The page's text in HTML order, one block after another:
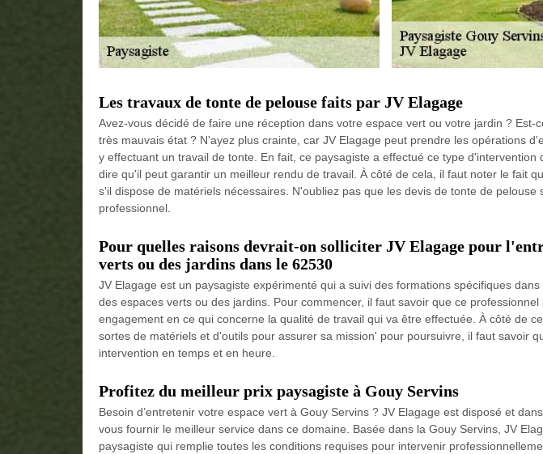
Les travaux de tonte de pelouse faits par JV Elagage
Avez-vous décidé de faire une réception dans votre espace vert ou votre jardin ? Est-
très mauvais état ? N'ayez plus crainte, car JV Elagage peut prendre les opérations
y effectuant un travail de tonte. En fait, ce paysagiste a effectué ce type d'intervention
dire qu'il peut garantir un meilleur rendu de travail. À côté de cela, il faut noter le fait
s'il dispose de matériels nécessaires. N'oubliez pas que les devis de tonte de pelouse
professionnel.
Pour quelles raisons devrait-on solliciter JV Elagage pour
verts ou des jardins dans le 62530
JV Elagage est un paysagiste expérimenté qui a suivi des formations spécifiques
des espaces verts ou des jardins. Pour commencer, il faut savoir que ce
engagement en ce qui concerne la qualité de travail qui va être effectuée. À côté de
sortes de matériels et d'outils pour assurer sa mission' pour poursuivre, il faut savoir
intervention en temps et en heure.
Profitez du meilleur prix paysagiste à Gouy Servins
Besoin d’entretenir votre espace vert à Gouy Servins ? JV Elagage est disposé et
vous fournir le meilleur service dans ce domaine. Basée dans la Gouy Servins, JV
paysagiste qui remplie toutes les conditions requises pour intervenir